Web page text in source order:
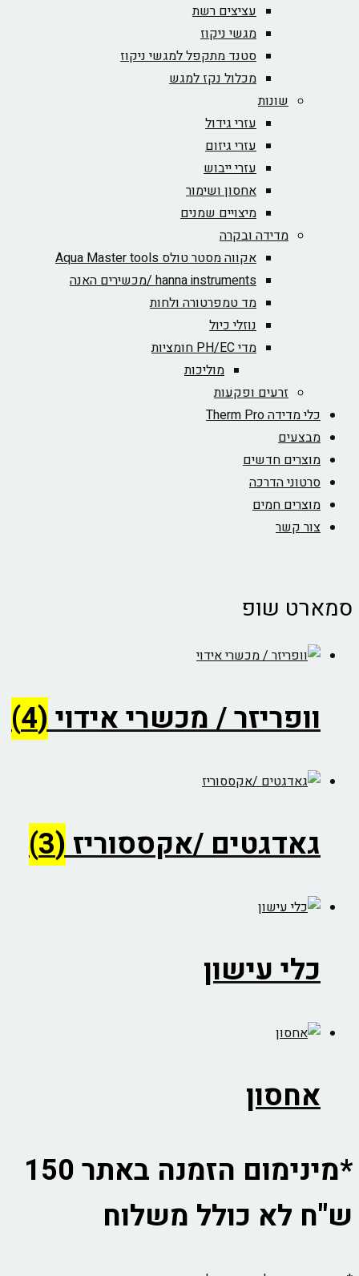
עציצים רשת
מגשי ניקוז
סטנד מתקפל למגשי ניקוז
מכלול נקז למגש
שונות
עזרי גידול
עזרי גיזום
עזרי ייבוש
אחסון ושימור
מיצויים שמנים
מדידה ובקרה
אקווה מסטר טולס Aqua Master tools
hanna instruments /מכשירים האנה
מד טמפרטורה ולחות
נוזלי כיול
מדי PH/EC חומציות
מוליכות
זרעים ופקעות
כלי מדידה Therm Pro
מבצעים
מוצרים חדשים
סרטוני הדרכה
מוצרים חמים
צור קשר
סמארט שופ
וופריזר / מכשרי אידוי(4)
גאדגטים /אקססוריז(3)
כלי עישון
אחסון
*מינימום הזמנה באתר 150
ש"ח לא כולל משלוח